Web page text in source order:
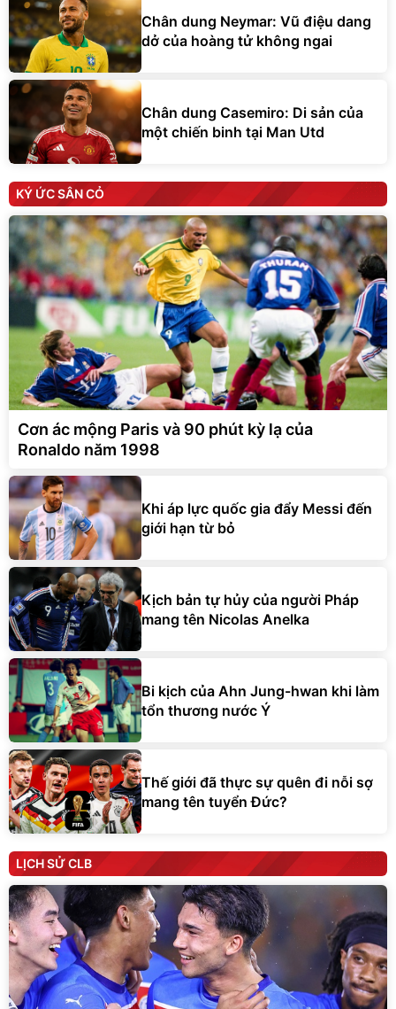
Chân dung Neymar: Vũ điệu dang
dở của hoàng tử không ngai
Chân dung Casemiro: Di sản của
một chiến binh tại Man Utd
KÝ ỨC SÂN CỎ
Cơn ác mộng Paris và 90 phút kỳ lạ của
Ronaldo năm 1998
Khi áp lực quốc gia đẩy Messi đến
giới hạn từ bỏ
Kịch bản tự hủy của người Pháp
mang tên Nicolas Anelka
Bi kịch của Ahn Jung-hwan khi làm
tổn thương nước Ý
Thế giới đã thực sự quên đi nỗi sợ
mang tên tuyển Đức?
LỊCH SỬ CLB